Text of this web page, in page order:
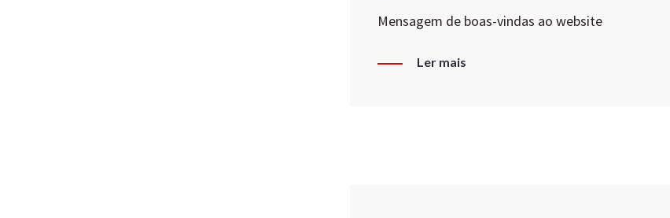
Mensagem de boas-vindas ao website
Ler mais